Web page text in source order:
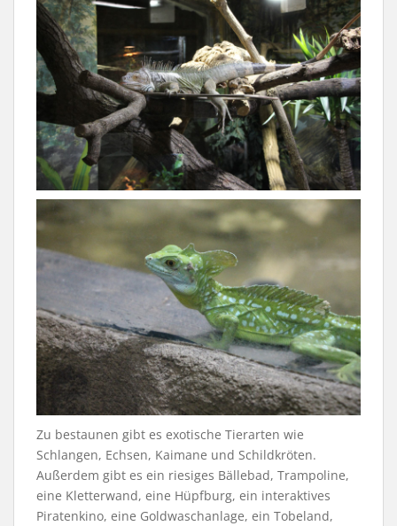
Zu bestaunen gibt es exotische Tierarten wie
Schlangen, Echsen, Kaimane und Schildkröten.
Außerdem gibt es ein riesiges Bällebad, Trampoline,
eine Kletterwand, eine Hüpfburg, ein interaktives
Piratenkino, eine Goldwaschanlage, ein Tobeland,